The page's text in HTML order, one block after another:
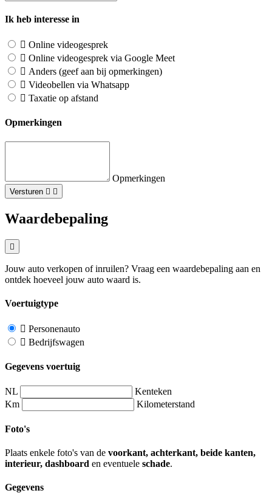
Ik heb interesse in
Online videogesprek
Online videogesprek via Google Meet
Anders (geef aan bij opmerkingen)
Videobellen via Whatsapp
Taxatie op afstand
Opmerkingen
Opmerkingen
Versturen
Waardebepaling
Jouw auto verkopen of inruilen? Vraag een waardebepaling aan en
ontdek hoeveel jouw auto waard is.
Voertuigtype
Personenauto
Bedrijfswagen
Gegevens voertuig
NL
Kenteken
Km
Kilometerstand
Foto's
Plaats enkele foto's van de voorkant, achterkant, beide kanten,
interieur, dashboard en eventuele schade.
Gegevens